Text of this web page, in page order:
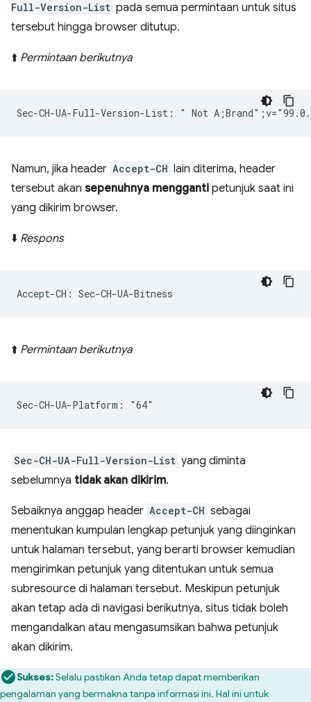
Full-Version-List pada semua permintaan untuk situs
tersebut hingga browser ditutup.
⬆️ Permintaan berikutnya
Namun, jika header Accept-CH lain diterima, header
tersebut akan sepenuhnya mengganti petunjuk saat ini
yang dikirim browser.
⬇️ Respons
⬆️ Permintaan berikutnya
Sec-CH-UA-Full-Version-List yang diminta
sebelumnya tidak akan dikirim.
Sebaiknya anggap header Accept-CH sebagai
menentukan kumpulan lengkap petunjuk yang diinginkan
untuk halaman tersebut, yang berarti browser kemudian
mengirimkan petunjuk yang ditentukan untuk semua
subresource di halaman tersebut. Meskipun petunjuk
akan tetap ada di navigasi berikutnya, situs tidak boleh
mengandalkan atau mengasumsikan bahwa petunjuk
akan dikirim.
Sukses:Selalu pastikan Anda tetap dapat memberikan
pengalaman yang bermakna tanpa informasi ini. Hal ini untuk